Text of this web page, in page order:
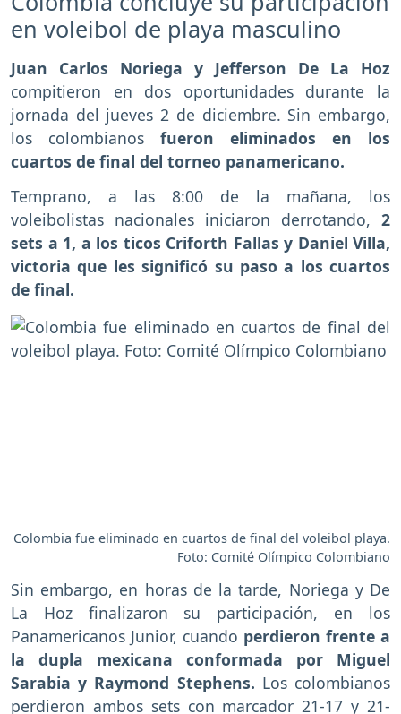
en voleibol de playa masculino
Juan Carlos Noriega y Jefferson De La Hoz
compitieron en dos oportunidades durante la
jornada del jueves 2 de diciembre. Sin embargo,
los colombianos fueron eliminados en los
cuartos de final del torneo panamericano.
Temprano, a las 8:00 de la mañana, los
voleibolistas nacionales iniciaron derrotando, 2
sets a 1, a los ticos Criforth Fallas y Daniel Villa,
victoria que les significó su paso a los cuartos
de final.
Colombia fue eliminado en cuartos de final del voleibol playa.
Foto: Comité Olímpico Colombiano
Sin embargo, en horas de la tarde, Noriega y De
La Hoz finalizaron su participación, en los
Panamericanos Junior, cuando perdieron frente a
la dupla mexicana conformada por Miguel
Sarabia y Raymond Stephens. Los colombianos
perdieron ambos sets con marcador 21-17 y 21-